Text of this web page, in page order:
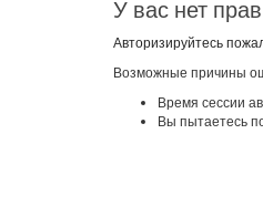
У вас нет
Авторизируйтесь
Возможные причины
Время сессии
Вы пытаетесь